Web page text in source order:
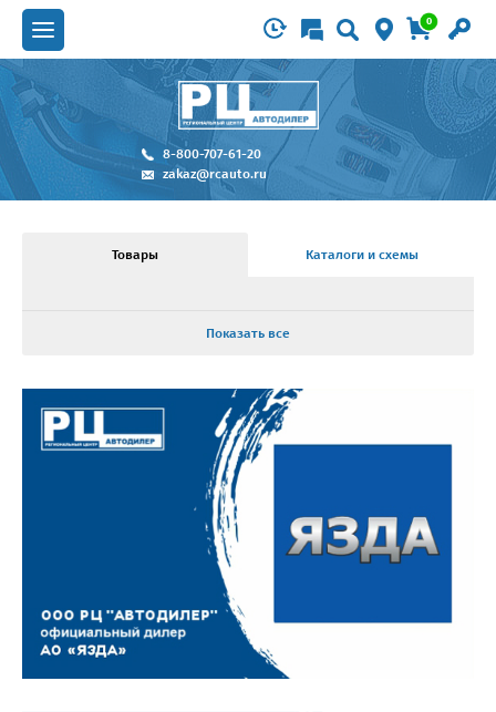
0
8-800-707-61-20
zakaz@rcauto.ru
Товары Каталоги и схемы
Показать все